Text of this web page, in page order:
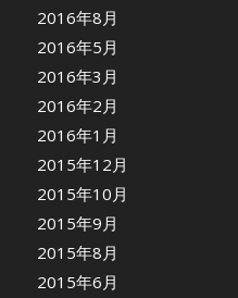
2016年8月
2016年5月
2016年3月
2016年2月
2016年1月
2015年12月
2015年10月
2015年9月
2015年8月
2015年6月